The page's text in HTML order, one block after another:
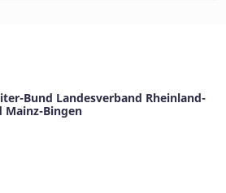
Bund Landesverband Rheinland-
Mainz-Bingen